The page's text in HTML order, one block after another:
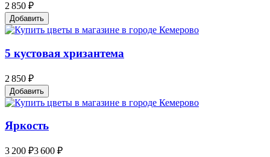
2 850 ₽
Добавить
5 кустовая хризантема
2 850 ₽
Добавить
Яркость
3 200 ₽3 600 ₽